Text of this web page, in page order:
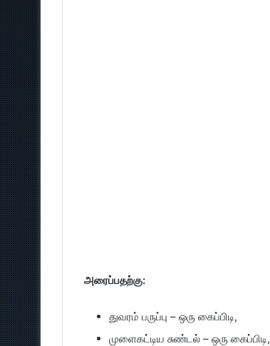
அரைப்பதற்கு:
துவரம் பருப்பு – ஒரு கைப்பிடி,
முளைகட்டிய சுண்டல் – ஒரு கைப்பிடி,